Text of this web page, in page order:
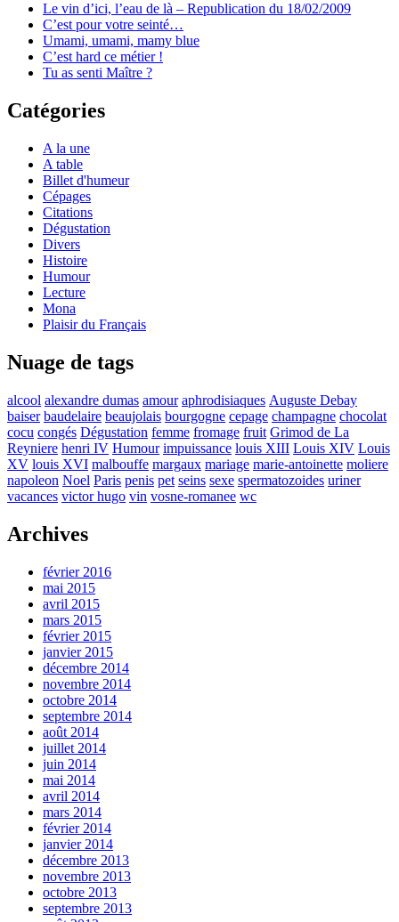
Le vin d’ici, l’eau de là – Republication du 18/02/2009
C’est pour votre seinté…
Umami, umami, mamy blue
C’est hard ce métier !
Tu as senti Maître ?
Catégories
A la une
A table
Billet d'humeur
Cépages
Citations
Dégustation
Divers
Histoire
Humour
Lecture
Mona
Plaisir du Français
Nuage de tags
alcool alexandre dumas amour aphrodisiaques Auguste Debay
baiser baudelaire beaujolais bourgogne cepage champagne chocolat
cocu congés Dégustation femme fromage fruit Grimod de La
Reyniere henri IV Humour impuissance louis XIII Louis XIV Louis
XV louis XVI malbouffe margaux mariage marie-antoinette moliere
napoleon Noel Paris penis pet seins sexe spermatozoides uriner
vacances victor hugo vin vosne-romanee wc
Archives
février 2016
mai 2015
avril 2015
mars 2015
février 2015
janvier 2015
décembre 2014
novembre 2014
octobre 2014
septembre 2014
août 2014
juillet 2014
juin 2014
mai 2014
avril 2014
mars 2014
février 2014
janvier 2014
décembre 2013
novembre 2013
octobre 2013
septembre 2013